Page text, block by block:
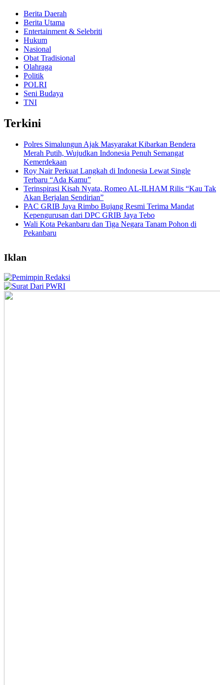
Berita Daerah
Berita Utama
Entertainment & Selebriti
Hukum
Nasional
Obat Tradisional
Olahraga
Politik
POLRI
Seni Budaya
TNI
Terkini
Polres Simalungun Ajak Masyarakat Kibarkan Bendera
Merah Putih, Wujudkan Indonesia Penuh Semangat
Kemerdekaan
Roy Nair Perkuat Langkah di Indonesia Lewat Single
Terbaru “Ada Kamu”
Terinspirasi Kisah Nyata, Romeo AL-ILHAM Rilis “Kau Tak
Akan Berjalan Sendirian”
PAC GRIB Jaya Rimbo Bujang Resmi Terima Mandat
Kepengurusan dari DPC GRIB Jaya Tebo
Wali Kota Pekanbaru dan Tiga Negara Tanam Pohon di
Pekanbaru
Iklan